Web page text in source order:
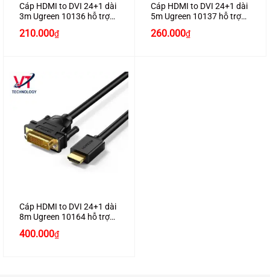
Cáp HDMI to DVI 24+1 dài
3m Ugreen 10136 hỗ trợ
210.000₫
Cáp HDMI to DVI 24+1 dài
5m Ugreen 10137 hỗ trợ
260.000₫
Cáp HDMI to DVI 24+1 dài
8m Ugreen 10164 hỗ trợ
400.000₫